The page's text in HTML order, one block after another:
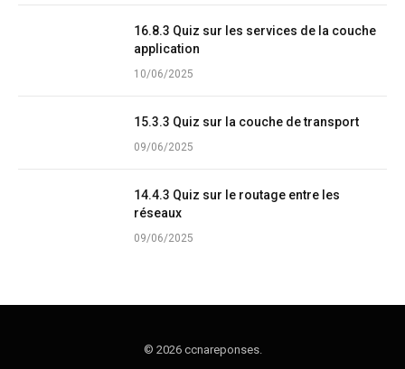
16.8.3 Quiz sur les services de la couche
application
10/06/2025
15.3.3 Quiz sur la couche de transport
09/06/2025
14.4.3 Quiz sur le routage entre les
réseaux
09/06/2025
© 2026 ccnareponses.